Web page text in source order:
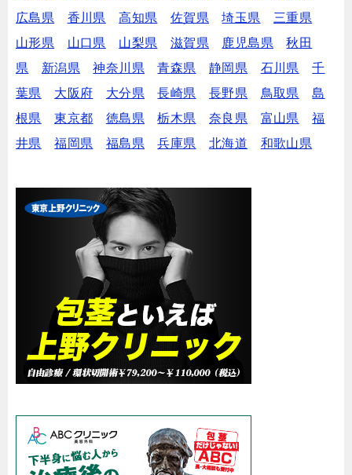
広島県
香川県 高知県 佐賀県 埼玉県
三重県
山形県
山口県 山梨県 滋賀県 鹿児島県
秋田
県
新潟県 神奈川県 青森県 静岡県 石川県
千
葉県
大阪府 大分県 長崎県 長野県 鳥取県
島
根県
東京都 徳島県 栃木県 奈良県 富山県
福
井県
福岡県 福島県 兵庫県 北海道 和歌山県